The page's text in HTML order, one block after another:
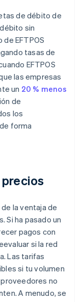
de débito de
sin
EFTPOS
tasas de
EFTPOS
las empresas
un 20 % menos
de
los
forma
la ventaja de
Si ha pasado un
pagos con
si la red
Las tarifas
si tu volumen
no
A menudo, se